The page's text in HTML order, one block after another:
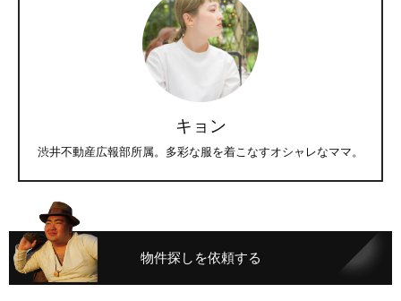
キョン
渋井不動産広報部所属。多彩な服を着こなすオシャレなママ。
物件探しを依頼する